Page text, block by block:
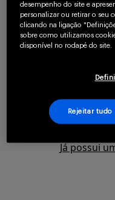
Sobre Para
um
CLIQUE
Já possui
desempenho do site e
personalizar ou retirar o seu
clicando na ligação
sobre como utilizamos
disponível no rodapé do site.
Rejeitar tudo